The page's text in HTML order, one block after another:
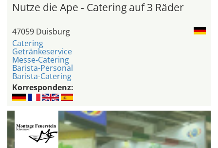
Nutze die Ape - Catering auf 3 Räder
47059 Duisburg
Catering
Getränkeservice
Messe-Catering
Barista-Personal
Barista-Catering
Korrespondenz: